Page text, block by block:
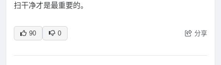
扫干净才是最重要的。
90 0 分享